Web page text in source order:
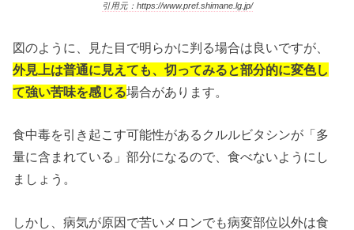
引用元：https://www.pref.shimane.lg.jp/
図のように、見た目で明らかに判る場合は良いですが、
外見上は普通に見えても、切ってみると部分的に変色し
て強い苦味を感じる場合があります。
食中毒を引き起こす可能性があるクルルビタシンが「多
量に含まれている」部分になるので、食べないようにし
ましょう。
しかし、病気が原因で苦いメロンでも病変部位以外は食